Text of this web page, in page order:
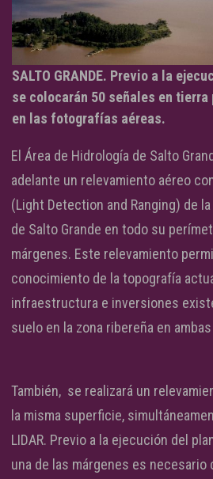
SALTO GRANDE. Previo a la
se colocarán 50 señales en
en las fotografías aéreas.
El Área de Hidrología de Salto
adelante un relevamiento aéreo
(Light Detection and Ranging) de
de Salto Grande en todo su
márgenes. Este relevamiento
conocimiento de la topografía
infraestructura e inversiones
suelo en la zona ribereña en
También, se realizará un
la misma superficie,
LIDAR. Previo a la ejecución del
una de las márgenes es necesario